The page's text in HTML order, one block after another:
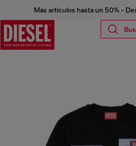
Más artículos hasta un 50% -